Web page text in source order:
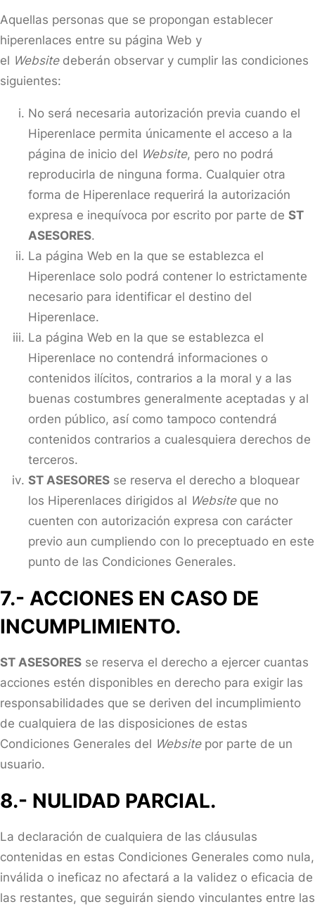
Aquellas personas que se propongan establecer
hiperenlaces entre su página Web y
el Websitedeberán observar y cumplir las condiciones
siguientes:
No será necesaria autorización previa cuando el
Hiperenlace permita únicamente el acceso a la
página de inicio del Website, pero no podrá
reproducirla de ninguna forma. Cualquier otra
forma de Hiperenlace requerirá la autorización
expresa e inequívoca por escrito por parte de ST
ASESORES.
La página Web en la que se establezca el
Hiperenlace solo podrá contener lo estrictamente
necesario para identificar el destino del
Hiperenlace.
La página Web en la que se establezca el
Hiperenlace no contendrá informaciones o
contenidos ilícitos, contrarios a la moral y a las
buenas costumbres generalmente aceptadas y al
orden público, así como tampoco contendrá
contenidos contrarios a cualesquiera derechos de
terceros.
ST ASESORES se reserva el derecho a bloquear
los Hiperenlaces dirigidos al Websiteque no
cuenten con autorización expresa con carácter
previo aun cumpliendo con lo preceptuado en este
punto de las Condiciones Generales.
7.- ACCIONES EN CASO DE
INCUMPLIMIENTO.
ST ASESORES se reserva el derecho a ejercer cuantas
acciones estén disponibles en derecho para exigir las
responsabilidades que se deriven del incumplimiento
de cualquiera de las disposiciones de estas
Condiciones Generales del Websitepor parte de un
usuario.
8.- NULIDAD PARCIAL.
La declaración de cualquiera de las cláusulas
contenidas en estas Condiciones Generales como nula,
inválida o ineficaz no afectará a la validez o eficacia de
las restantes, que seguirán siendo vinculantes entre las